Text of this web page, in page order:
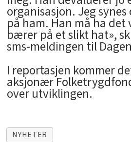
organisasjon. Jeg
på ham. Han må ha det
bærer på et slikt hat»,
sms-meldingen til
I reportasjen kommer
aksjonær
over utviklingen.
NYHETER